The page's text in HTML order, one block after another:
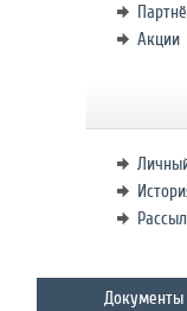
Акции
Документы